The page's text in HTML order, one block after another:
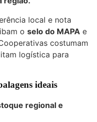
local e nota
o selo do MAPA e
costumam
logística para
ideais
regional e